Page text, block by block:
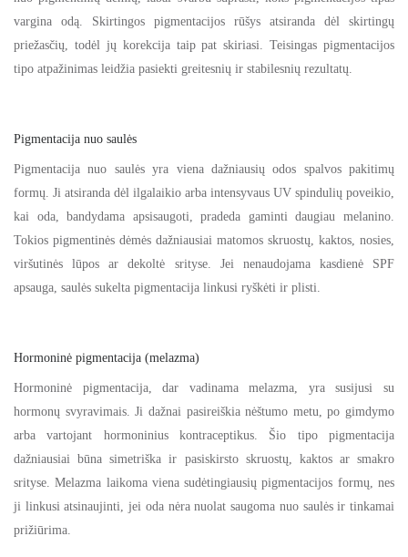
vargina odą. Skirtingos pigmentacijos rūšys atsiranda dėl skirtingų
priežasčių, todėl jų korekcija taip pat skiriasi. Teisingas pigmentacijos
tipo atpažinimas leidžia pasiekti greitesnių ir stabilesnių rezultatų.
Pigmentacija nuo saulės
Pigmentacija nuo saulės yra viena dažniausių odos spalvos pakitimų
formų. Ji atsiranda dėl ilgalaikio arba intensyvaus UV spindulių poveikio,
kai oda, bandydama apsisaugoti, pradeda gaminti daugiau melanino.
Tokios pigmentinės dėmės dažniausiai matomos skruostų, kaktos, nosies,
viršutinės lūpos ar dekoltė srityse. Jei nenaudojama kasdienė SPF
apsauga, saulės sukelta pigmentacija linkusi ryškėti ir plisti.
Hormoninė pigmentacija (melazma)
Hormoninė pigmentacija, dar vadinama melazma, yra susijusi su
hormonų svyravimais. Ji dažnai pasireiškia nėštumo metu, po gimdymo
arba vartojant hormoninius kontraceptikus. Šio tipo pigmentacija
dažniausiai būna simetriška ir pasiskirsto skruostų, kaktos ar smakro
srityse. Melazma laikoma viena sudėtingiausių pigmentacijos formų, nes
ji linkusi atsinaujinti, jei oda nėra nuolat saugoma nuo saulės ir tinkamai
prižiūrima.